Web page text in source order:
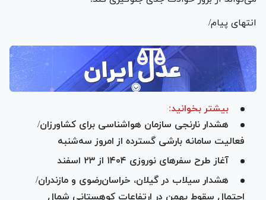
انتهای پیام/
بیشتر بخوانید:
هشدار نارنجی سازمان هواشناسی برای کشاورزان/
فعالیت سامانه بارشی گسترده از امروز سه‌شنبه
آغاز طرح سفر‌های نوروزی ۱۴۰۴ از ۲۳ اسفند
هشدار سیلاب در گیلان، خراسان‌رضوی و مازندران/
احتمال سقوط بهمن در ارتفاعات کوهستانی شمال